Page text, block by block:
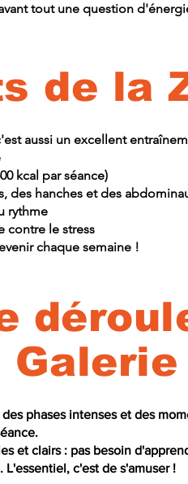
tout une question
de la
aussi un excellent
kcal par séance)
des hanches et des
rythme
contre le stress
chaque semaine !
phases intenses et des
et clairs : pas besoin
c'est de s'amuser !